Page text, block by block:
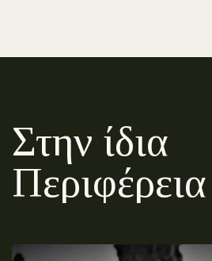
Στην ίδια
Περιφέρεια